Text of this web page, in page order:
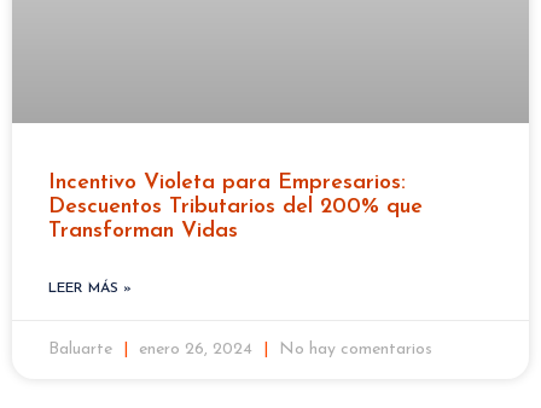
Incentivo Violeta para Empresarios:
Descuentos Tributarios del 200% que
Transforman Vidas
LEER MÁS »
Baluarte enero 26, 2024 No hay comentarios